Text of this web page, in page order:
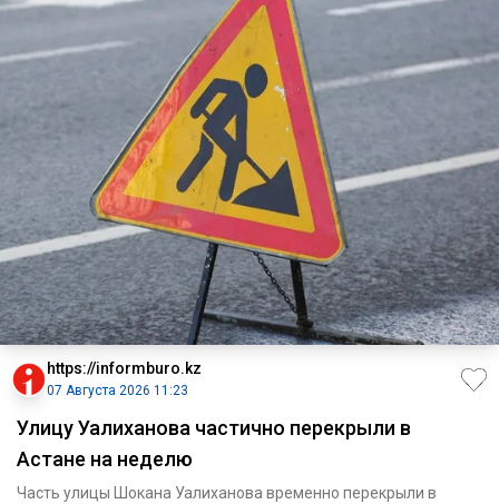
https://informburo.kz
07 Августа 2026 11:23
Улицу Уалиханова частично перекрыли в
Астане на неделю
Часть улицы Шокана Уалиханова временно перекрыли в